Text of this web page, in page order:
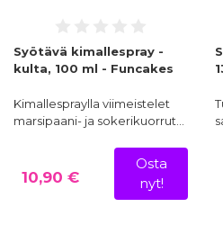
Syötävä kimallespray -
kulta, 100 ml - Funcakes
Kimallespraylla viimeistelet
marsipaani- ja sokerikuorrut…
10,90 €
Osta
nyt!